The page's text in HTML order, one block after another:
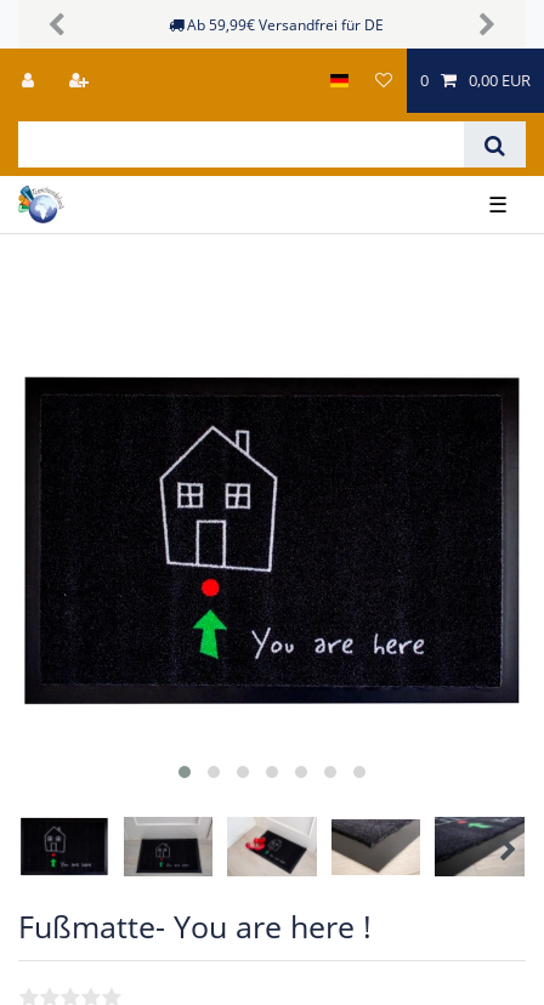
Ab 59,99€ Versandfrei für DE
Previous Next
0 0,00 EUR
☰
Fußmatte- You are here !